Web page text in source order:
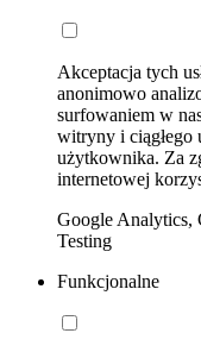
Akceptacja tych
anonimowo
surfowaniem w
witryny i ciągłego
użytkownika. Za
internetowej
Google Analytics,
Testing
Funkcjonalne